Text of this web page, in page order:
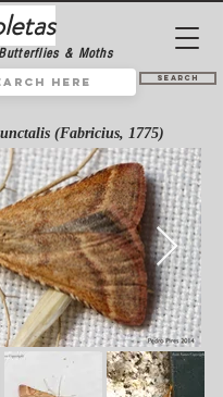
& Moths
Search
(Fabricius, 1775)